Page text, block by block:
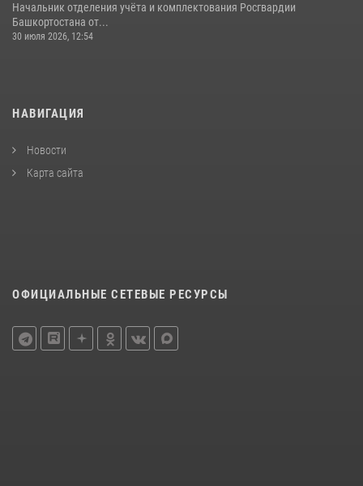
Начальник отделения учёта и комплектования Росгвардии
Башкортостана от...
30 июля 2026, 12:54
НАВИГАЦИЯ
Новости
Карта сайта
ОФИЦИАЛЬНЫЕ СЕТЕВЫЕ РЕСУРСЫ